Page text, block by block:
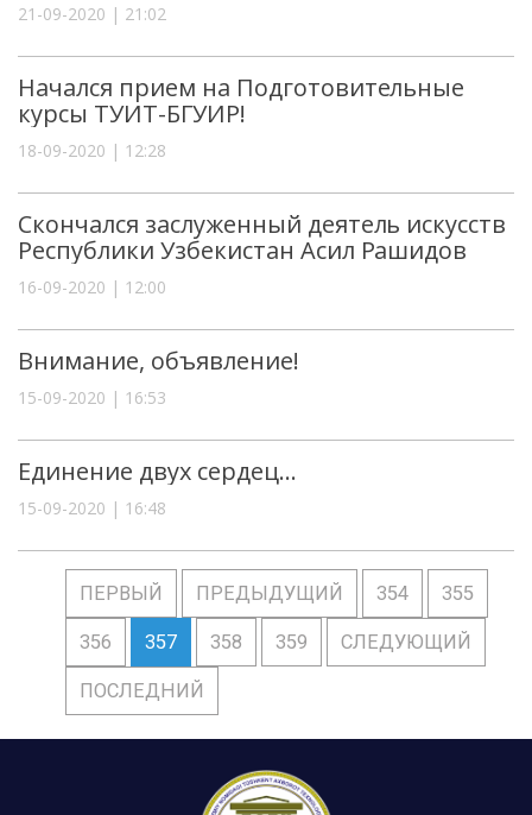
21-09-2020 | 21:02
Начался прием на Подготовительные
курсы ТУИТ-БГУИР!
18-09-2020 | 12:28
Скончался заслуженный деятель искусств
Республики Узбекистан Асил Рашидов
16-09-2020 | 12:00
Внимание, объявление!
15-09-2020 | 16:53
Единение двух сердец…
15-09-2020 | 16:48
ПЕРВЫЙ ПРЕДЫДУЩИЙ 354 355
356 357 358 359 СЛЕДУЮЩИЙ
ПОСЛЕДНИЙ